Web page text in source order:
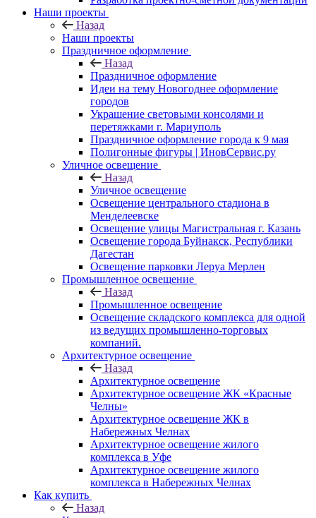
Наши проекты
Назад
Наши проекты
Праздничное оформление
Назад
Праздничное оформление
Идеи на тему Новогоднее оформление
городов
Украшение световыми консолями и
перетяжками г. Мариуполь
Праздничное оформление города к 9 мая
Полигонные фигуры | ИновСервис.ру
Уличное освещение
Назад
Уличное освещение
Освещение центрального стадиона в
Менделеевске
Освещение улицы Магистральная г. Казань
Освещение города Буйнакск, Республики
Дагестан
Освещение парковки Леруа Мерлен
Промышленное освещение
Назад
Промышленное освещение
Освещение складского комплекса для одной
из ведущих промышленно-торговых
компаний.
Архитектурное освещение
Назад
Архитектурное освещение
Архитектурное освещение ЖК «Красные
Челны»
Архитектурное освещение ЖК в
Набережных Челнах
Архитектурное освещение жилого
комплекса в Уфе
Архитектурное освещение жилого
комплекса в Набережных Челнах
Как купить
Назад